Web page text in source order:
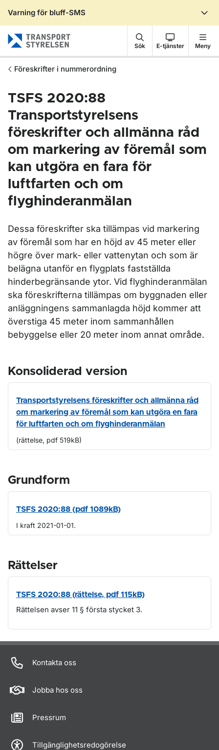
Varning för bluff-SMS
Sök E-tjänster Meny
Föreskrifter i nummerordning
TSFS 2020:88
Transportstyrelsens
föreskrifter och allmänna råd
om markering av föremål som
kan utgöra en fara för
luftfarten och om
flyghinderanmälan
Dessa föreskrifter ska tillämpas vid markering
av föremål som har en höjd av 45 meter eller
högre över mark- eller vattenytan och som är
belägna utanför en flygplats fastställda
hinderbegränsande ytor. Vid flyghinderanmälan
ska föreskrifterna tillämpas om byggnaden eller
anläggningens sammanlagda höjd kommer att
överstiga 45 meter inom sammanhållen
bebyggelse eller 20 meter inom annat område.
Konsoliderad version
Transportstyrelsens föreskrifter och allmänna råd
om markering av föremål som kan utgöra en fara
för luftfarten och om flyghinderanmälan
(rättelse, pdf 519kB)
Grundform
TSFS 2020:88 (pdf 1089kB)
I kraft 2021-01-01.
Rättelser
TSFS 2020:88 (rättelse, pdf 115kB)
Rättelsen avser 11 § första stycket 3.
Om sidan
Kontakta oss
Jobba hos oss
Pressrum
Tillgänglighetsredogörelse